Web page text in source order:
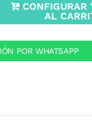
CONFIGURAR
AL
POR WHATSAPP